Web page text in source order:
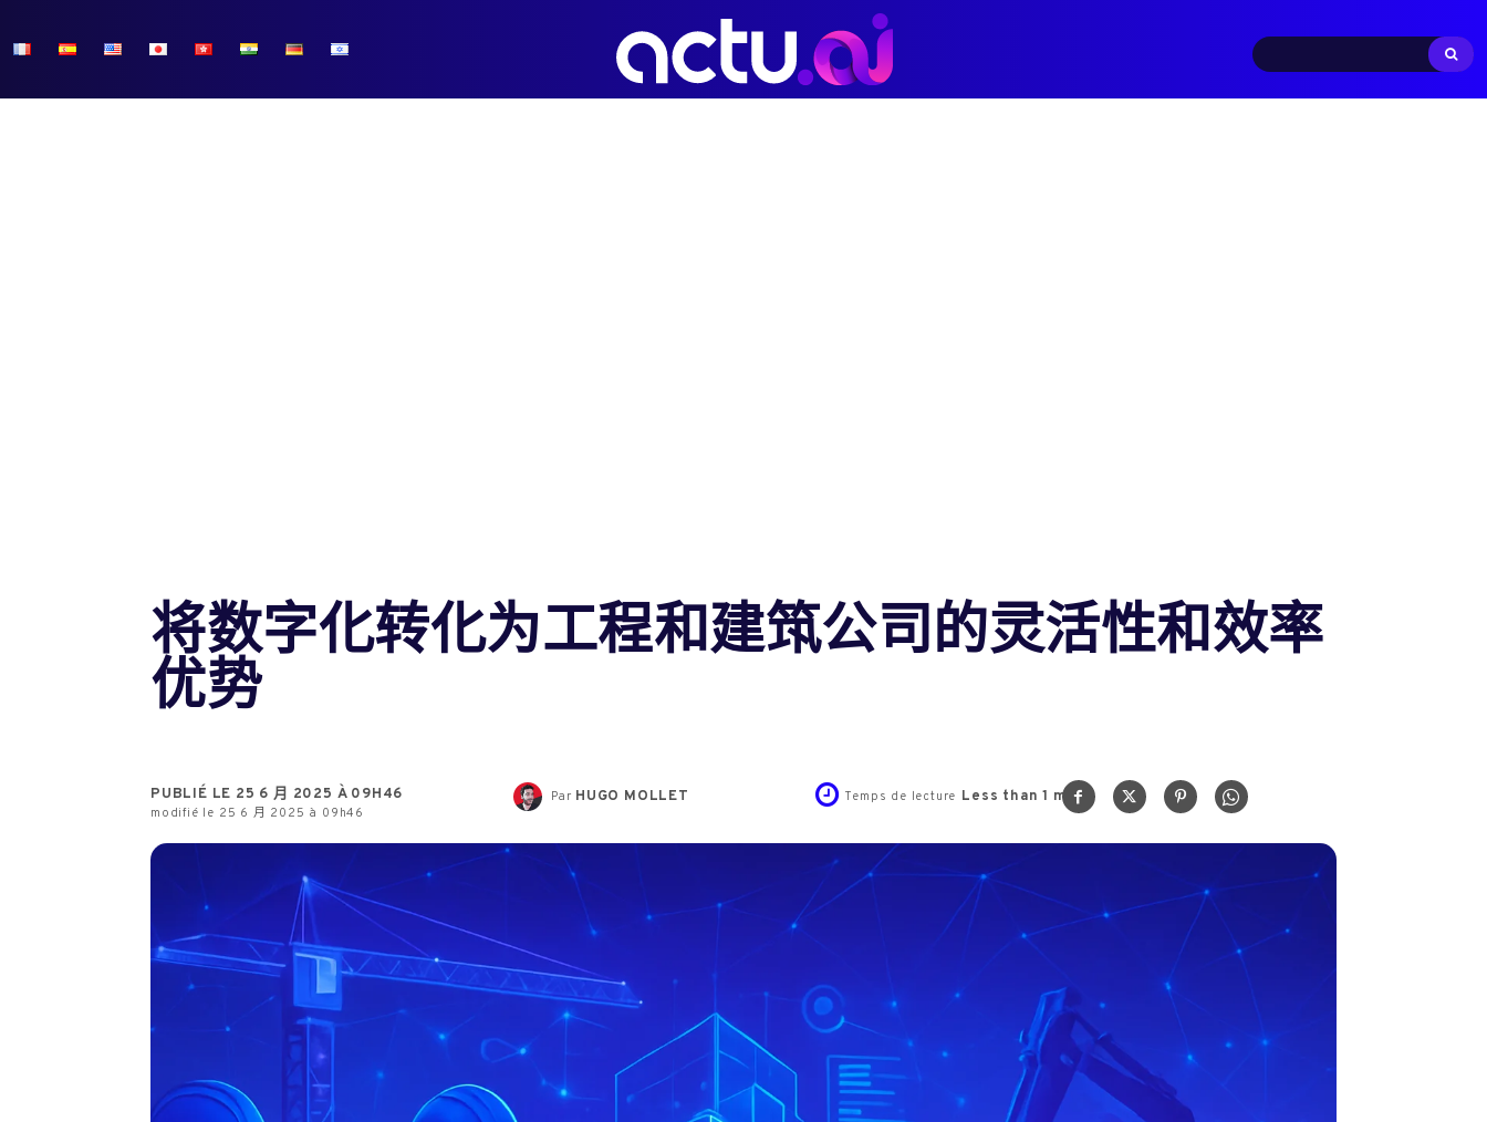
将数字化转化为工程和建筑公司的灵活性和效率
优势
PUBLIÉ LE 25 6 月 2025 À 09H46
modifié le 25 6 月 2025 à 09h46
Par HUGO MOLLET Temps de lecture Less than 1 min.